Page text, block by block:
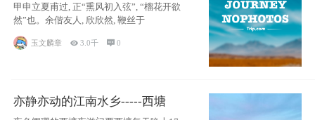
甲申立夏甫过, 正“熏风初入弦”, “榴花开欲
然”也。余偕友人, 欣欣然, 鞭丝于
玉文麟章  3.0千 0
亦静亦动的江南水乡-----西塘